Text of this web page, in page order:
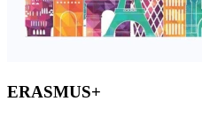
ERASMUS+